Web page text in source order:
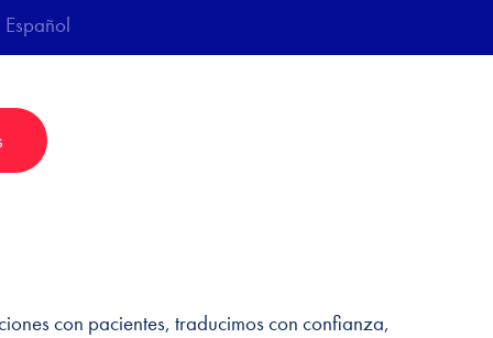
Español
con pacientes, traducimos con confianza,